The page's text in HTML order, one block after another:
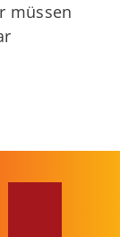
müssen